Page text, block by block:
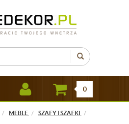
0
MEBLE
SZAFY I SZAFKI